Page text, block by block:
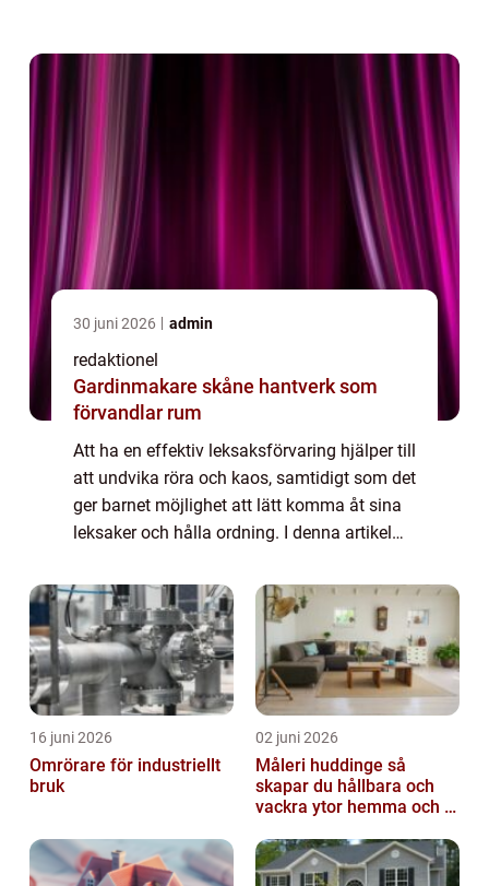
30 juni 2026 admin
redaktionel
Gardinmakare skåne hantverk som
förvandlar rum
Att ha en effektiv leksaksförvaring hjälper till
att undvika röra och kaos, samtidigt som det
ger barnet möjlighet att lätt komma åt sina
leksaker och hålla ordning. I denna artikel
leksaksförvaring i barnru...
16 juni 2026
Omrörare för industriellt
bruk
02 juni 2026
Måleri huddinge så
skapar du hållbara och
vackra ytor hemma och i